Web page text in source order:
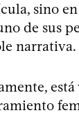
sino
de sus
narrativa.